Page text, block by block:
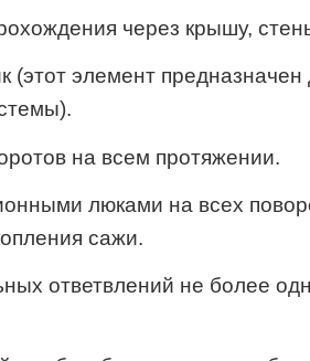
через крышу,
(этот элемент предназначен
на всем протяжении.
люками на всех
сажи.
ответвлений не более